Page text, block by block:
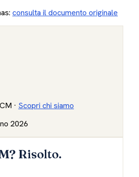
consulta il documento originale
· Scopri chi siamo
2026
Risolto.